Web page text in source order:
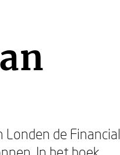
de Financial